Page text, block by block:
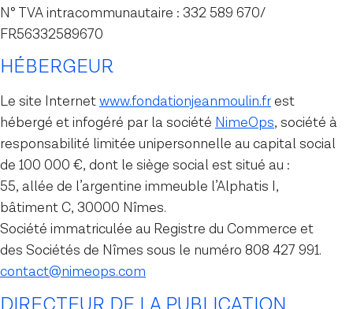
N° TVA intracommunautaire : 332 589 670/
FR56332589670
HÉBERGEUR
Le site Internetwww.fondationjeanmoulin.frest
hébergé et infogéré par la société NimeOps, société à
responsabilité limitée unipersonnelle au capital social
de 100 000 €, dont le siège social est situé au :
55, allée de l’argentine immeuble l’Alphatis I,
bâtiment C, 30000 Nîmes.
Société immatriculée au Registre du Commerce et
des Sociétés de Nîmes sous le numéro 808 427 991.
contact@nimeops.com